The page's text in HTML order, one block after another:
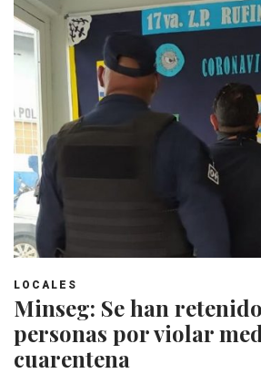
LOCALES
Minseg: Se han
personas por violar
cuarentena